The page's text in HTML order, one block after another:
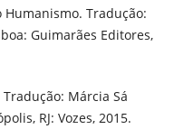
Humanismo. Tradução:
Guimarães Editores,
Tradução: Márcia Sá
RJ: Vozes, 2015.